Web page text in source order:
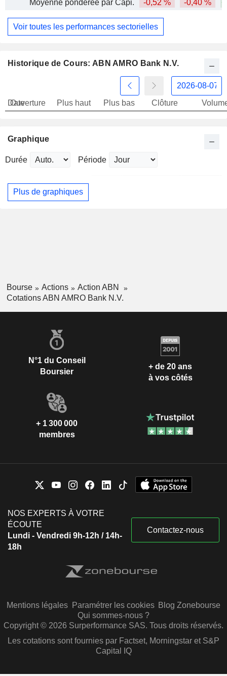
Moyenne pondérée par Capi. -0,52 % -0,40 %
Voir toutes les performances sectorielles
Historique de Cours: ABN AMRO Bank N.V.
Date
Ouverture Plus haut Plus bas Clôture
Graphique
Durée Période
Plus de graphiques
Bourse Actions
Action ABN
Cotations ABN AMRO Bank N.V.
N°1 du Conseil
Boursier
+ de 20 ans
à vos côtés
+ 1 300 000
membres
NOS EXPERTS À VOTRE
ÉCOUTE
Lundi - Vendredi 9h-12h / 14h-
18h
Contactez-nous
Mentions légales Paramétrer les cookies Blog Zonebourse
Qui sommes-nous ?
Copyright © 2026 Surperformance SAS. Tous droits réservés.
Les cotations sont fournies par Factset, Morningstar et S&P
Capital IQ